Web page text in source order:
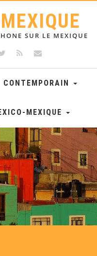
SUR LE MEXIQUE
CONTEMPORAIN
MEXIQUE